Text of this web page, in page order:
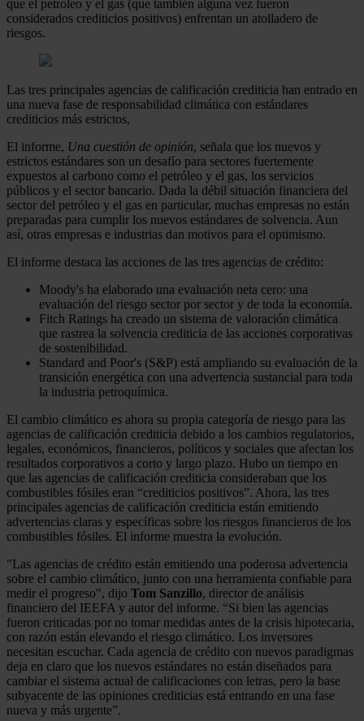
que el petróleo y el gas (que también alguna vez fueron
considerados crediticios positivos) enfrentan un atolladero de
riesgos.
Las tres principales agencias de calificación crediticia han entrado en
una nueva fase de responsabilidad climática con estándares
crediticios más estrictos,
El informe, Una cuestión de opinión, señala que los nuevos y
estrictos estándares son un desafío para sectores fuertemente
expuestos al carbono como el petróleo y el gas, los servicios
públicos y el sector bancario. Dada la débil situación financiera del
sector del petróleo y el gas en particular, muchas empresas no están
preparadas para cumplir los nuevos estándares de solvencia. Aun
así, otras empresas e industrias dan motivos para el optimismo.
El informe destaca las acciones de las tres agencias de crédito:
Moody's ha elaborado una evaluación neta cero: una
evaluación del riesgo sector por sector y de toda la economía.
Fitch Ratings ha creado un sistema de valoración climática
que rastrea la solvencia crediticia de las acciones corporativas
de sostenibilidad.
Standard and Poor's (S&P) está ampliando su evaluación de la
transición energética con una advertencia sustancial para toda
la industria petroquímica.
El cambio climático es ahora su propia categoría de riesgo para las
agencias de calificación crediticia debido a los cambios regulatorios,
legales, económicos, financieros, políticos y sociales que afectan los
resultados corporativos a corto y largo plazo. Hubo un tiempo en
que las agencias de calificación crediticia consideraban que los
combustibles fósiles eran “crediticios positivos”. Ahora, las tres
principales agencias de calificación crediticia están emitiendo
advertencias claras y específicas sobre los riesgos financieros de los
combustibles fósiles. El informe muestra la evolución.
"Las agencias de crédito están emitiendo una poderosa advertencia
sobre el cambio climático, junto con una herramienta confiable para
medir el progreso", dijo Tom Sanzillo, director de análisis
financiero del IEEFA y autor del informe. “Si bien las agencias
fueron criticadas por no tomar medidas antes de la crisis hipotecaria,
con razón están elevando el riesgo climático. Los inversores
necesitan escuchar. Cada agencia de crédito con nuevos paradigmas
deja en claro que los nuevos estándares no están diseñados para
cambiar el sistema actual de calificaciones con letras, pero la base
subyacente de las opiniones crediticias está entrando en una fase
nueva y más urgente”.